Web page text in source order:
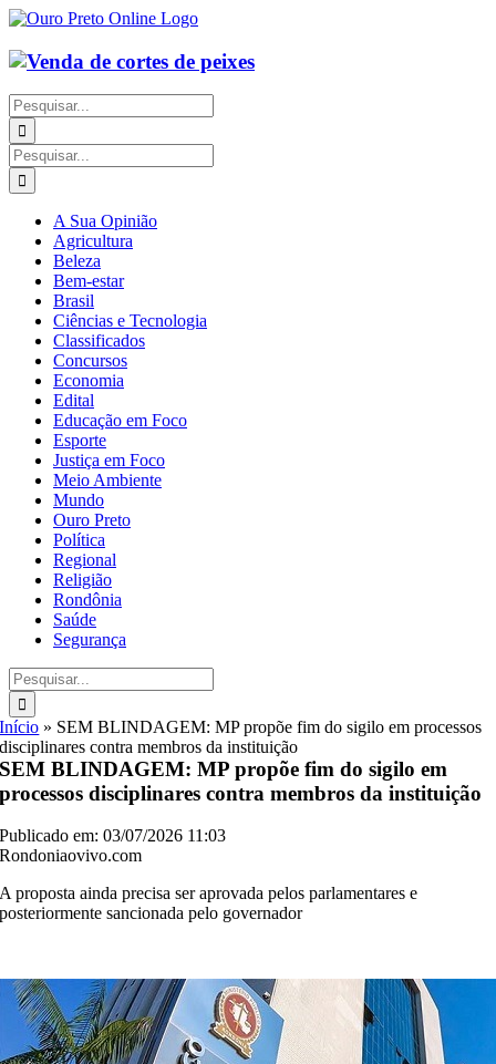
Ir
o
conteúdo
Buscar
resultados
para:
Buscar
resultados
para:
A Sua Opinião
Agricultura
Beleza
Bem-estar
Brasil
Ciências e Tecnologia
Classificados
Concursos
Economia
Edital
Educação em Foco
Esporte
Justiça em Foco
Meio Ambiente
Mundo
Ouro Preto
Política
Regional
Religião
Rondônia
Saúde
Segurança
Buscar
resultados
para:
Início » SEM BLINDAGEM: MP propõe fim do sigilo em processos
disciplinares contra membros da instituição
SEM BLINDAGEM: MP propõe fim do sigilo em
processos disciplinares contra membros da instituição
Publicado em: 03/07/2026 11:03
Rondoniaovivo.com
A proposta ainda precisa ser aprovada pelos parlamentares e
posteriormente sancionada pelo governador